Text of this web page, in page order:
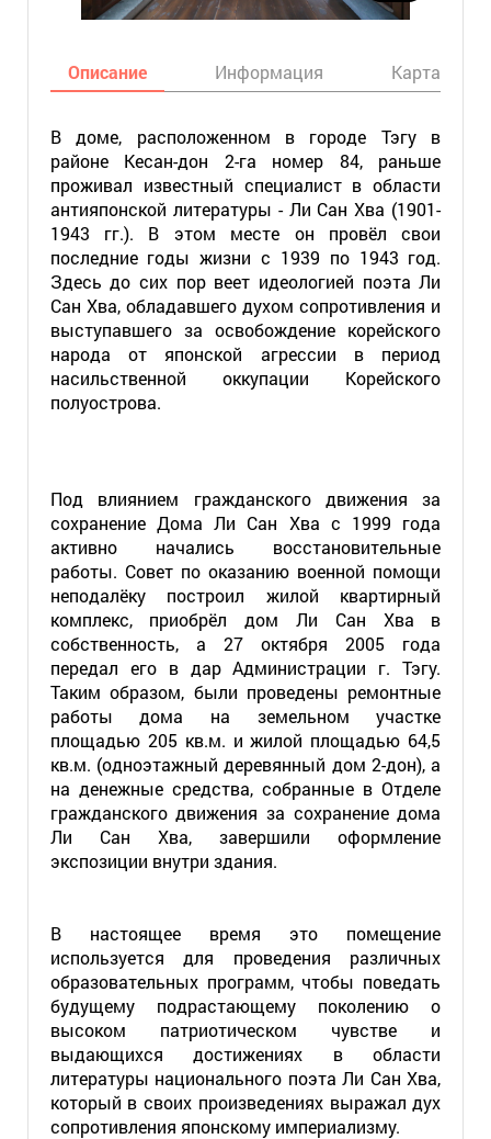
Описание Информация Карта
В доме, расположенном в городе Тэгу в
районе Кесан-дон 2-га номер 84, раньше
проживал известный специалист в области
антияпонской литературы - Ли Сан Хва (1901-
1943 гг.). В этом месте он провёл свои
последние годы жизни с 1939 по 1943 год.
Здесь до сих пор веет идеологией поэта Ли
Сан Хва, обладавшего духом сопротивления и
выступавшего за освобождение корейского
народа от японской агрессии в период
насильственной оккупации Корейского
полуострова.
Под влиянием гражданского движения за
сохранение Дома Ли Сан Хва с 1999 года
активно начались восстановительные
работы. Совет по оказанию военной помощи
неподалёку построил жилой квартирный
комплекс, приобрёл дом Ли Сан Хва в
собственность, а 27 октября 2005 года
передал его в дар Администрации г. Тэгу.
Таким образом, были проведены ремонтные
работы дома на земельном участке
площадью 205 кв.м. и жилой площадью 64,5
кв.м. (одноэтажный деревянный дом 2-дон), а
на денежные средства, собранные в Отделе
гражданского движения за сохранение дома
Ли Сан Хва, завершили оформление
экспозиции внутри здания.
В настоящее время это помещение
используется для проведения различных
образовательных программ, чтобы поведать
будущему подрастающему поколению о
высоком патриотическом чувстве и
выдающихся достижениях в области
литературы национального поэта Ли Сан Хва,
который в своих произведениях выражал дух
сопротивления японскому империализму.